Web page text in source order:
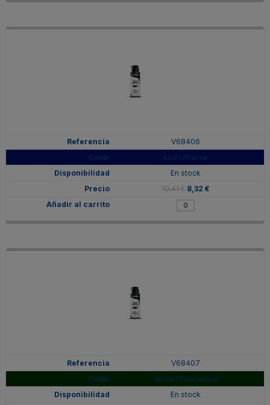
V68406
Azul Ultramar
En stock
10,41 € 8,32 €
V68407
Verde Ftalocianina
En stock